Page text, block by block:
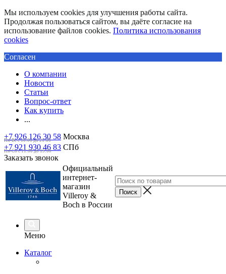
Мы используем cookies для улучшения работы сайта.
Продолжая пользоваться сайтом, вы даёте согласие на
использование файлов cookies. Политика использования
cookies
Согласен
О компании
Новости
Статьи
Вопрос-ответ
Как купить
...
+7 926 126 30 58 Москва
Пн-Вс с 10:00 до 21:00
+7 921 930 46 83 СПб
Пн-Сб c 11:00 до 19:00
Заказать звонок
Официальный
интернет-
магазин
Villeroy &
Boch в России
Меню
Каталог